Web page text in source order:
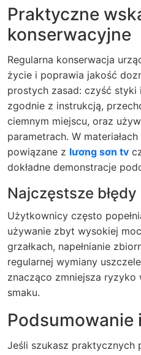
Praktyczne
konserwacyjne
Regularna konserwacja
życie i poprawia jakość
prostych zasad: czyść styki
zgodnie z instrukcją,
ciemnym miejscu, oraz
parametrach. W
powiązane z lương sơn tv
dokładne demonstracje
Najczęstsze
Użytkownicy często
używanie zbyt wysokiej
grzałkach, napełnianie
regularnej wymiany
znacząco zmniejsza
smaku.
Podsumowanie
Jeśli szukasz praktycznych